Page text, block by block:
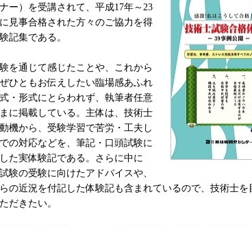
ー）を受講されて、平成17年～23
見事合格された方々のご協力を得
記集である。
を通じて感じたことや、これから
ひともお伝えしたい臨場感あふれ
・形式にとらわれず、執筆者任意
に掲載している。主体は、技術士
機から、受験学習で苦労・工夫し
の対応などを、筆記・口頭試験に
た実体験記である。さらに中に
験の受験に向けたアドバイスや、
の近況を付記した体験記も含まれているので、技術士を
だきたい。